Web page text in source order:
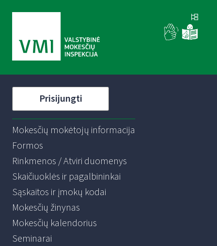
Prisijungti
Mokesčių mokėtojų informacija
Formos
Rinkmenos / Atviri duomenys
Skaičiuoklės ir pagalbininkai
Sąskaitos ir įmokų kodai
Mokesčių žinynas
Mokesčių kalendorius
Seminarai